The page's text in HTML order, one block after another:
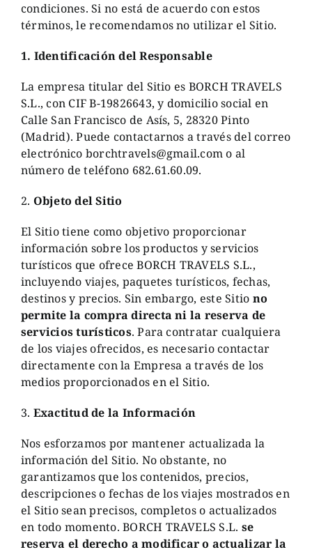
CONTACTO
condiciones. Si no está de acuerdo con estos
términos, le recomendamos no utilizar el Sitio.
1. Identificación del Responsable
La empresa titular del Sitio es BORCH TRAVELS
S.L., con CIF B-19826643, y domicilio social en
Calle San Francisco de Asís, 5, 28320 Pinto
(Madrid). Puede contactarnos a través del correo
electrónico borchtravels@gmail.como al
número de teléfono 682.61.60.09.
2. Objeto del Sitio
El Sitio tiene como objetivo proporcionar
información sobre los productos y servicios
turísticos que ofrece BORCH TRAVELS S.L.,
incluyendo viajes, paquetes turísticos, fechas,
destinos y precios. Sin embargo, este Sitio no
permite la compra directa ni la reserva de
servicios turísticos. Para contratar cualquiera
de los viajes ofrecidos, es necesario contactar
directamente con la Empresa a través de los
medios proporcionados en el Sitio.
3. Exactitud de la Información
Nos esforzamos por mantener actualizada la
información del Sitio. No obstante, no
garantizamos que los contenidos, precios,
descripciones o fechas de los viajes mostrados en
el Sitio sean precisos, completos o actualizados
en todo momento. BORCH TRAVELS S.L. se
reserva el derecho a modificar o actualizar la